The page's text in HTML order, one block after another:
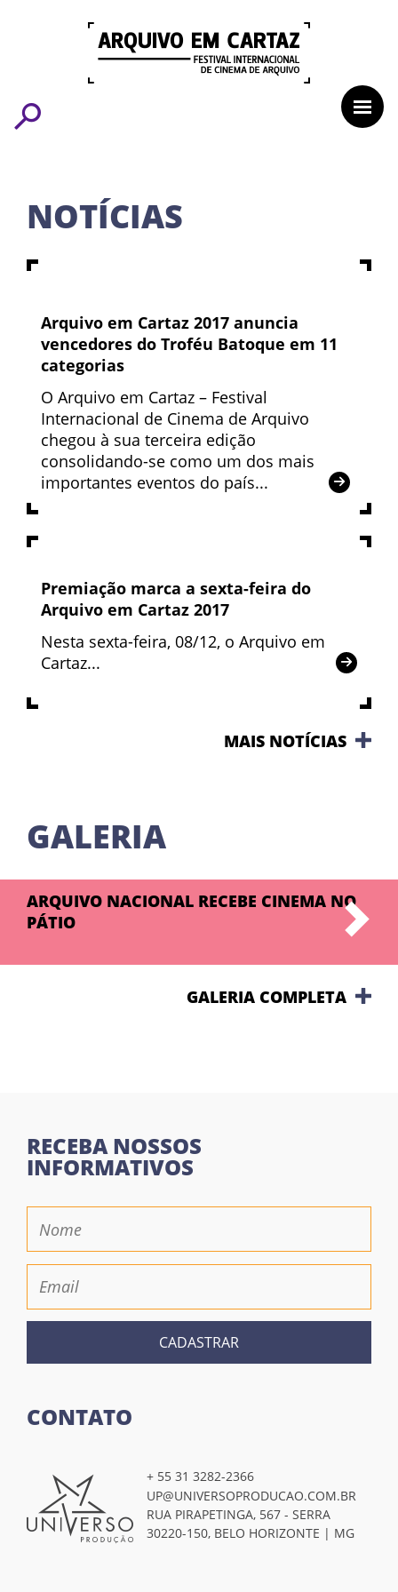
Leo Lara/Universo Produção
NOTÍCIAS
Arquivo em Cartaz 2017 anuncia
vencedores do Troféu Batoque em 11
categorias
O Arquivo em Cartaz – Festival
Internacional de Cinema de Arquivo
chegou à sua terceira edição
consolidando-se como um dos mais
importantes eventos do país...
Premiação marca a sexta-feira do
Arquivo em Cartaz 2017
Nesta sexta-feira, 08/12, o Arquivo em
Cartaz...
MAIS NOTÍCIAS
GALERIA
Leo Lara/Universo Produção
ARQUIVO NACIONAL RECEBE CINEMA NO
PÁTIO
GALERIA COMPLETA
RECEBA NOSSOS
INFORMATIVOS
CADASTRAR
CONTATO
+ 55 31 3282-2366
UP@UNIVERSOPRODUCAO.COM.BR
RUA PIRAPETINGA, 567 - SERRA
30220-150, BELO HORIZONTE | MG